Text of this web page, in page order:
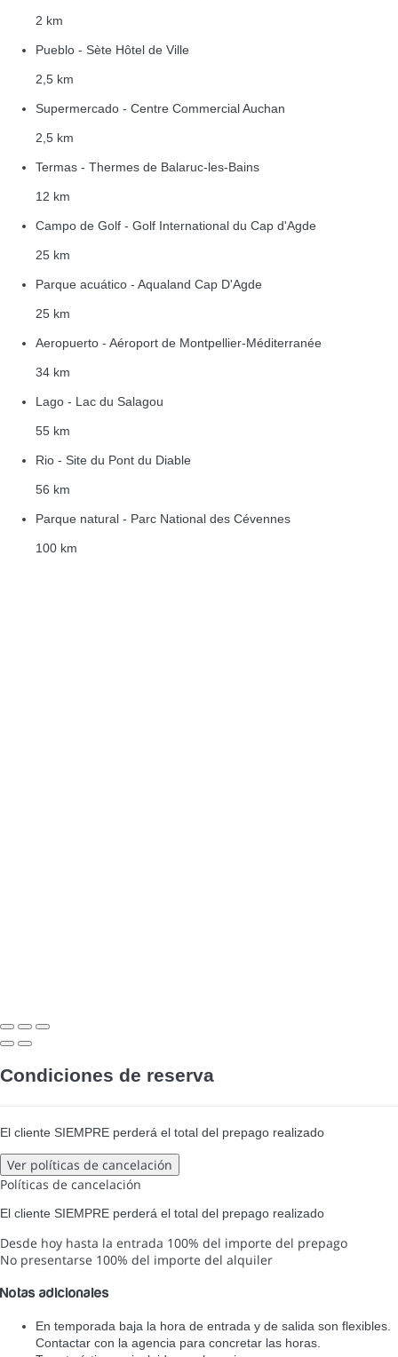
2 km
Pueblo - Sète Hôtel de Ville
2,5 km
Supermercado - Centre Commercial Auchan
2,5 km
Termas - Thermes de Balaruc-les-Bains
12 km
Campo de Golf - Golf International du Cap d'Agde
25 km
Parque acuático - Aqualand Cap D'Agde
25 km
Aeropuerto - Aéroport de Montpellier-Méditerranée
34 km
Lago - Lac du Salagou
55 km
Rio - Site du Pont du Diable
56 km
Parque natural - Parc National des Cévennes
100 km
Condiciones de reserva
El cliente SIEMPRE perderá el total del prepago realizado
Ver políticas de cancelación
Políticas de cancelación
El cliente SIEMPRE perderá el total del prepago realizado
Desde hoy hasta la entrada 100% del importe del prepago
No presentarse 100% del importe del alquiler
Notas adicionales
En temporada baja la hora de entrada y de salida son flexibles.
Contactar con la agencia para concretar las horas.